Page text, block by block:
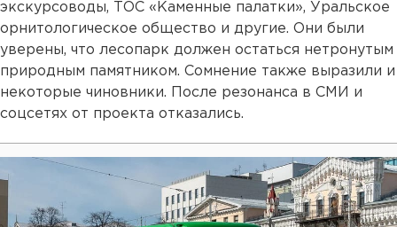
экскурсоводы, ТОС «Каменные палатки», Уральское
орнитологическое общество и другие. Они были
уверены, что лесопарк должен остаться нетронутым
природным памятником. Сомнение также выразили и
некоторые чиновники. После резонанса в СМИ и
соцсетях от проекта отказались.